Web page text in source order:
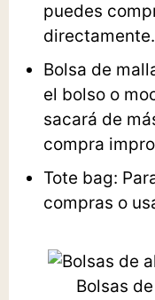
puedes
directamente.
Bolsa de
el bolso o
sacará de
compra
Tote bag:
compras o
Bolsas